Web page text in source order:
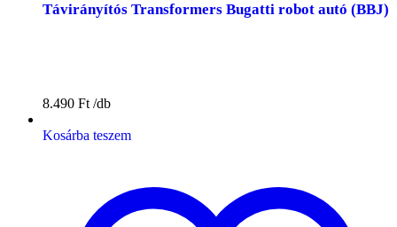
Távirányítós Transformers Bugatti robot autó (BBJ)
8.490 Ft
Kosárba teszem